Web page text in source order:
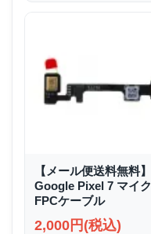
【メール便送料無料】
Google Pixel 7 マイク
FPCケーブル
2,000円(税込)